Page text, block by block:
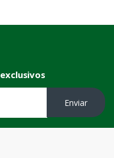
exclusivos
Enviar